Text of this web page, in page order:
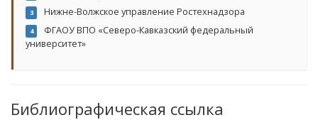
3 Нижне-Волжское управление Ростехнадзора
4
ФГАОУ ВПО «Северо-Кавказский федеральный
университет»
Библиографическая ссылка